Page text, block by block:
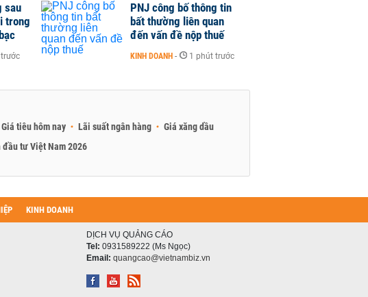
sau
trong
PNJ công bố thông tin
bất thường liên quan
đến vấn đề nộp thuế
KINH DOANH - 1 phút trước
Giá tiêu hôm nay Lãi suất ngân hàng
Giá xăng dầu
đầu tư Việt Nam 2026
KINH DOANH
DỊCH VỤ QUẢNG CÁO
Tel: 0931589222 (Ms Ngọc)
Email: quangcao@vietnambiz.vn